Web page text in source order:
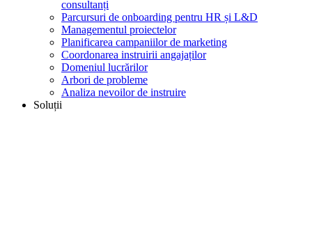
consultanți
Parcursuri de onboarding pentru HR și L&D
Managementul proiectelor
Planificarea campaniilor de marketing
Coordonarea instruirii angajaților
Domeniul lucrărilor
Arbori de probleme
Analiza nevoilor de instruire
Soluții